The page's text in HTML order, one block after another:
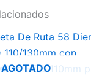
AGOTADO